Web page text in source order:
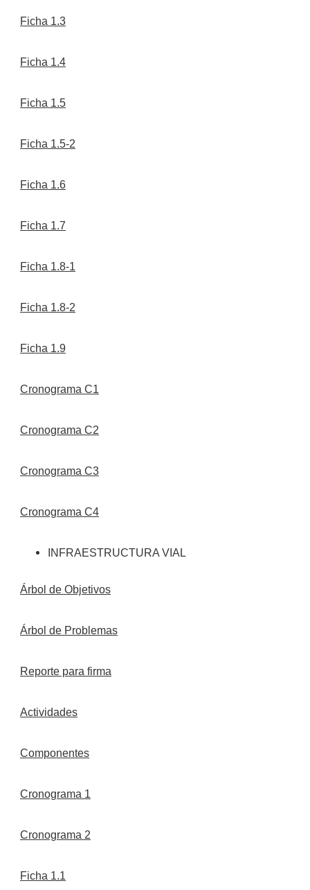
Ficha 1.3
Ficha 1.4
Ficha 1.5
Ficha 1.5-2
Ficha 1.6
Ficha 1.7
Ficha 1.8-1
Ficha 1.8-2
Ficha 1.9
Cronograma C1
Cronograma C2
Cronograma C3
Cronograma C4
INFRAESTRUCTURA VIAL
Árbol de Objetivos
Árbol de Problemas
Reporte para firma
Actividades
Componentes
Cronograma 1
Cronograma 2
Ficha 1.1